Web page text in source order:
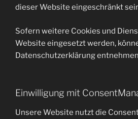
dieser Website eingeschränkt
Sofern weitere Cookies und
Website eingesetzt werden,
Datenschutzerklärung
Einwilligung mit
Unsere Website nutzt die